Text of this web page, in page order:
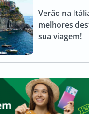
Verão na
melhores
sua viagem!